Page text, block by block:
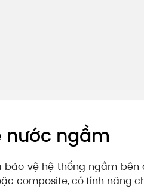
nước ngầm
vệ hệ thống ngầm bên
composite, có tính năng